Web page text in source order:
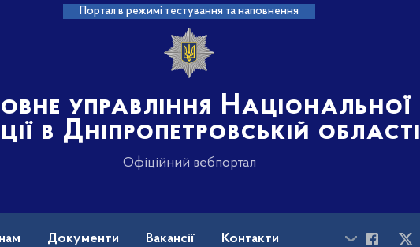
Портал в режимі тестування та наповнення
управління Національної
в Дніпропетровській області
Офіційний вебпортал
Документи Вакансії Контакти